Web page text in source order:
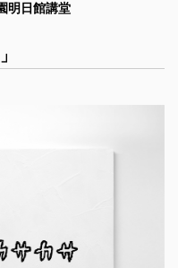
明日館講堂